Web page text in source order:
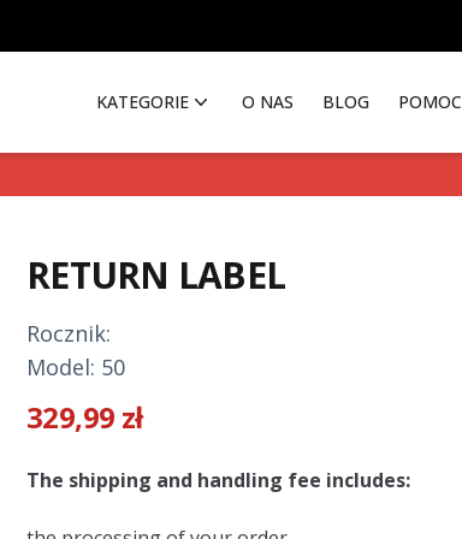
KATEGORIE O NAS BLOG POMOC
RETURN LABEL
Rocznik:
Model: 50
329,99 zł
Description
The shipping and handling fee includes: